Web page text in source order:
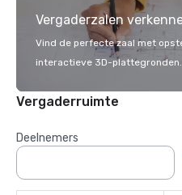
Vergaderzalen
Vind de perfecte zaal met
interactieve 3D-plattegronden.
Vergaderruimte
Deelnemers